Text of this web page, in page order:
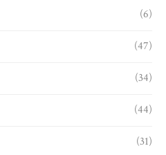
(6)
(47)
(34)
(44)
(31)